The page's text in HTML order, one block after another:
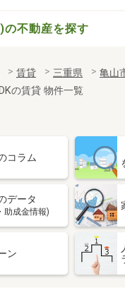
の不動産を探す
賃貸 三重県 亀山
の賃貸 物件一覧
コラム
データ
助成金情報)
ン